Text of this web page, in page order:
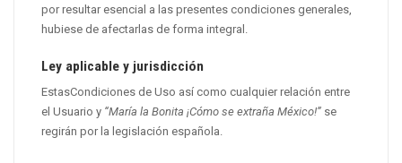
por resultar esencial a las presentes condiciones generales,
hubiese de afectarlas de forma integral.
Ley aplicable y jurisdicción
EstasCondiciones de Uso así como cualquier relación entre
el Usuario y “María la Bonita ¡Cómo se extraña México!” se
regirán por la legislación española.